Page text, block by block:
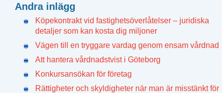
Andra inlägg
Köpekontrakt vid fastighetsöverlåtelser – juridiska
detaljer som kan kosta dig miljoner
Vägen till en tryggare vardag genom ensam vårdnad
Att hantera vårdnadstvist i Göteborg
Konkursansökan för företag
Rättigheter och skyldigheter när man är misstänkt för